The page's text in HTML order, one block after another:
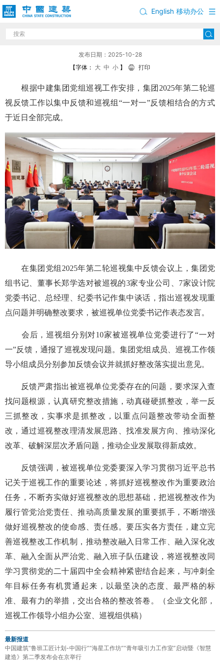
移动办公
English
发布日期：2025-10-28
【字体： 大 中 小 】 打印
根据中建集团党组巡视工作安排，集团2025年第二轮巡
视反馈工作以集中反馈和巡视组“一对一”反馈相结合的方式
于近日全部完成。
在集团党组2025年第二轮巡视集中反馈会议上，集团党
组书记、董事长郑学选对被巡视的3家专业公司、7家设计院
党委书记、总经理、纪委书记作集中谈话，指出巡视发现重
点问题并明确整改要求，被巡视单位党委书记作表态发言。
会后，巡视组分别对10家被巡视单位党委进行了“一对
一”反馈，通报了巡视发现问题。集团党组成员、巡视工作领
导小组成员分别参加反馈会议并就抓好整改落实提出意见。
反馈严肃指出被巡视单位党委存在的问题，要求深入查
找问题根源，认真研究整改措施，动真碰硬抓整改，举一反
三抓整改，实事求是抓整改，以重点问题整改带动全面整
改，通过巡视整改理清发展思路、找准发展方向、推动深化
改革、破解深层次矛盾问题，推动企业发展取得新成效。
反馈强调，被巡视单位党委要深入学习贯彻习近平总书
记关于巡视工作的重要论述，将抓好巡视整改作为重要政治
任务，不断夯实做好巡视整改的思想基础，把巡视整改作为
履行管党治党责任、推动高质量发展的重要抓手，不断增强
做好巡视整改的使命感、责任感。要压实各方责任，建立完
善巡视整改工作机制，推动整改融入日常工作、融入深化改
革、融入全面从严治党、融入班子队伍建设，将巡视整改同
学习贯彻党的二十届四中全会精神紧密结合起来，与冲刺全
年目标任务有机贯通起来，以最坚决的态度、最严格的标
准、最有力的举措，交出合格的整改答卷。（企业文化部，
巡视工作领导小组办公室、巡视组供稿）
最新报道
中国建筑“鲁班工匠计划-中国行”“海星工作坊”“青年吸引力工作室”启动暨《智慧
建造》第二季发布会在京举行